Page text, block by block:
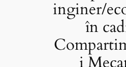
inginer/
în
i